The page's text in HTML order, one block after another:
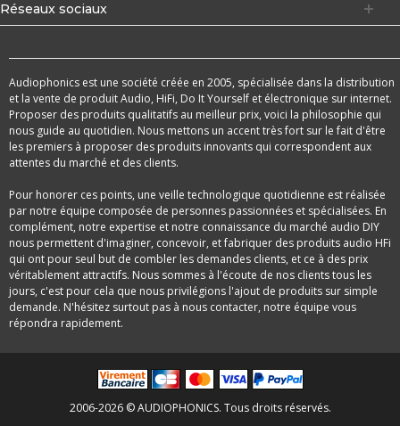
Réseaux sociaux
Audiophonics est une société créée en 2005, spécialisée dans la distribution
et la vente de produit Audio, HiFi, Do It Yourself et électronique sur internet.
Proposer des produits qualitatifs au meilleur prix, voici la philosophie qui
nous guide au quotidien. Nous mettons un accent très fort sur le fait d'être
les premiers à proposer des produits innovants qui correspondent aux
attentes du marché et des clients.
Pour honorer ces points, une veille technologique quotidienne est réalisée
par notre équipe composée de personnes passionnées et spécialisées. En
complément, notre expertise et notre connaissance du marché audio DIY
nous permettent d'imaginer, concevoir, et fabriquer des produits audio HFi
qui ont pour seul but de combler les demandes clients, et ce à des prix
véritablement attractifs. Nous sommes à l'écoute de nos clients tous les
jours, c'est pour cela que nous privilégions l'ajout de produits sur simple
demande. N'hésitez surtout pas à nous contacter, notre équipe vous
répondra rapidement.
2006-2026 © AUDIOPHONICS. Tous droits réservés.